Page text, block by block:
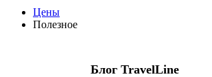
Цены
Полезное
Блог TravelLine